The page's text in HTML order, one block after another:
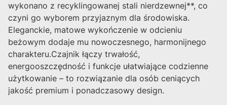
wykonano z recyklingowanej stali nierdzewnej**, co
czyni go wyborem przyjaznym dla środowiska.
Eleganckie, matowe wykończenie w odcieniu
beżowym dodaje mu nowoczesnego, harmonijnego
charakteru.Czajnik łączy trwałość,
energooszczędność i funkcje ułatwiające codzienne
użytkowanie – to rozwiązanie dla osób ceniących
jakość premium i ponadczasowy design.